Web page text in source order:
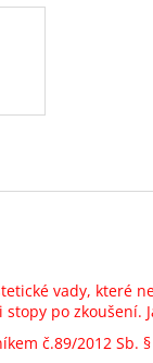
vady, které
po zkoušení.
č.89/2012 Sb.